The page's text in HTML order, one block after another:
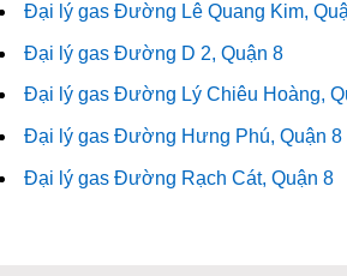
Đại lý gas Đường Lê Quang Kim,
Đại lý gas Đường D 2, Quận 8
Đại lý gas Đường Lý Chiêu Hoàng,
Đại lý gas Đường Hưng Phú, Quận 8
Đại lý gas Đường Rạch Cát, Quận 8